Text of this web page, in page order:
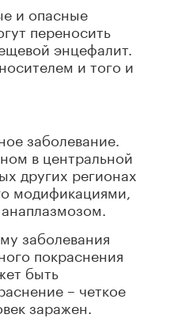
и опасные
переносить
энцефалит.
и того и
заболевание.
в центральной
других регионах
модификациями,
заболевания
покраснения
быть
– четкое
заражен.